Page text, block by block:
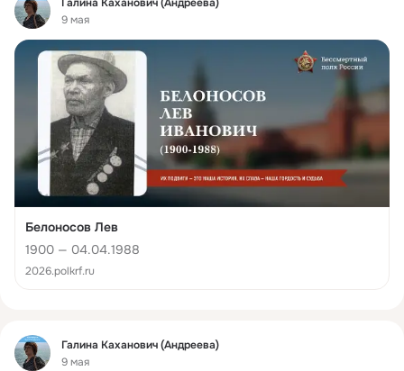
9 мая
Белоносов Лев
1900 — 04.04.1988
2026.polkrf.ru
Фид
Галина Каханович (Андреева)
9 мая